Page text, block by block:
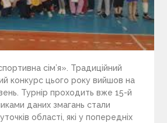
сім’я». Традиційний
конкурс цього року вийшов на
Турнір проходить вже 15-й
даних змагань стали
області, які у попередніх